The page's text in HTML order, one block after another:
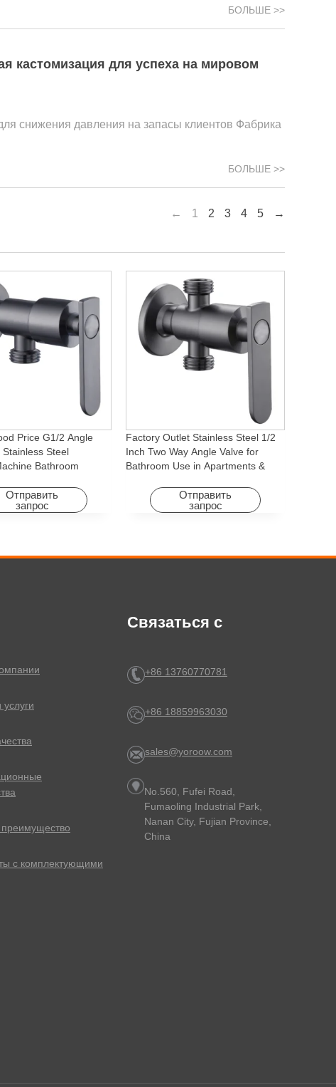
БОЛЬШЕ >>
кастомизация для успеха на мировом
снижения давления на запасы клиентов Фабрика
БОЛЬШЕ >>
← 1 2 3 4 5 →
Price G1/2 Angle
Stainless Steel
Bathroom
Отправить
запрос
Factory Outlet Stainless Steel 1/2
Inch Two Way Angle Valve for
Bathroom Use in Apartments &
Отправить
запрос
с комплектующими
Связаться с
+86 13760770781
+86 18859963030
sales@yoroow.com
No.560, Fufei Road,
Fumaoling Industrial Park,
Nanan City, Fujian Province,
China